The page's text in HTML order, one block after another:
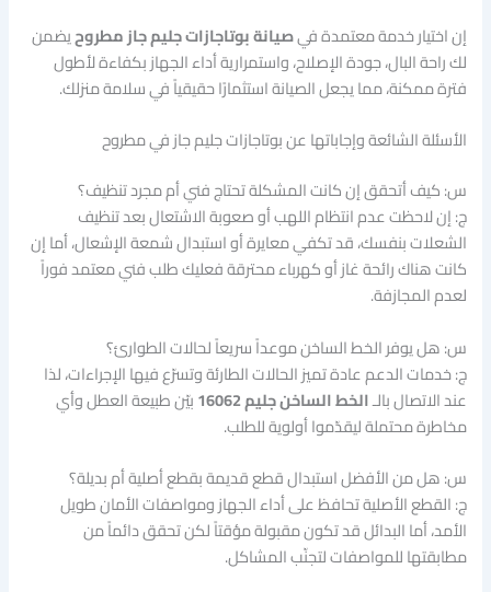
إن اختيار خدمة معتمدة فيصيانة بوتاجازات جليم جاز مطروحيضمن
لك راحة البال، جودة الإصلاح، واستمرارية أداء الجهاز بكفاءة لأطول
فترة ممكنة، مما يجعل الصيانة استثمارًا حقيقياً في سلامة منزلك.
الأسئلة الشائعة وإجاباتها عن بوتاجازات جليم جاز في مطروح
س: كيف أتحقق إن كانت المشكلة تحتاج فني أم مجرد تنظيف؟
ج: إن لاحظت عدم انتظام اللهب أو صعوبة الاشتعال بعد تنظيف
الشعلات بنفسك، قد تكفي معايرة أو استبدال شمعة الإشعال، أما إن
كانت هناك رائحة غاز أو كهرباء محترقة فعليك طلب فني معتمد فوراً
لعدم المجازفة.
س: هل يوفر الخط الساخن موعداً سريعاً لحالات الطوارئ؟
ج: خدمات الدعم عادة تميز الحالات الطارئة وتسرّع فيها الإجراءات، لذا
عند الاتصال بالـالخط الساخن جليم 16062
بيّن طبيعة العطل وأي
مخاطرة محتملة ليقدّموا أولوية للطلب.
س: هل من الأفضل استبدال قطع قديمة بقطع أصلية أم بديلة؟
ج: القطع الأصلية تحافظ على أداء الجهاز ومواصفات الأمان طويل
الأمد، أما البدائل قد تكون مقبولة مؤقتاً لكن تحقق دائماً من
مطابقتها للمواصفات لتجنّب المشاكل.